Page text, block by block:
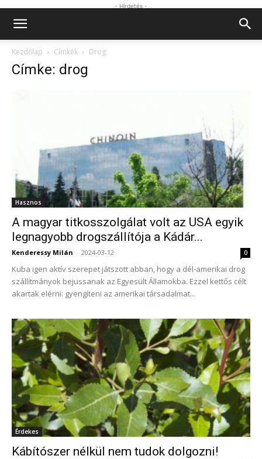
- Hirdetés -
Kezdőlap Címkék Drog
Címke: drog
Hasznos
A magyar titkosszolgálat volt az USA egyik
legnagyobb drogszállítója a Kádár...
Kenderessy Milán - 2024-03-12 0
Kuba igen aktív szerepet játszott abban, hogy a dél-amerikai drog
szállítmányok bejussanak az Egyesült Államokba. Ezzel kettős célt
akartak elérni: gyengíteni az amerikai társadalmat...
Érdekes
Kábítószer nélkül nem tudok dolgozni!